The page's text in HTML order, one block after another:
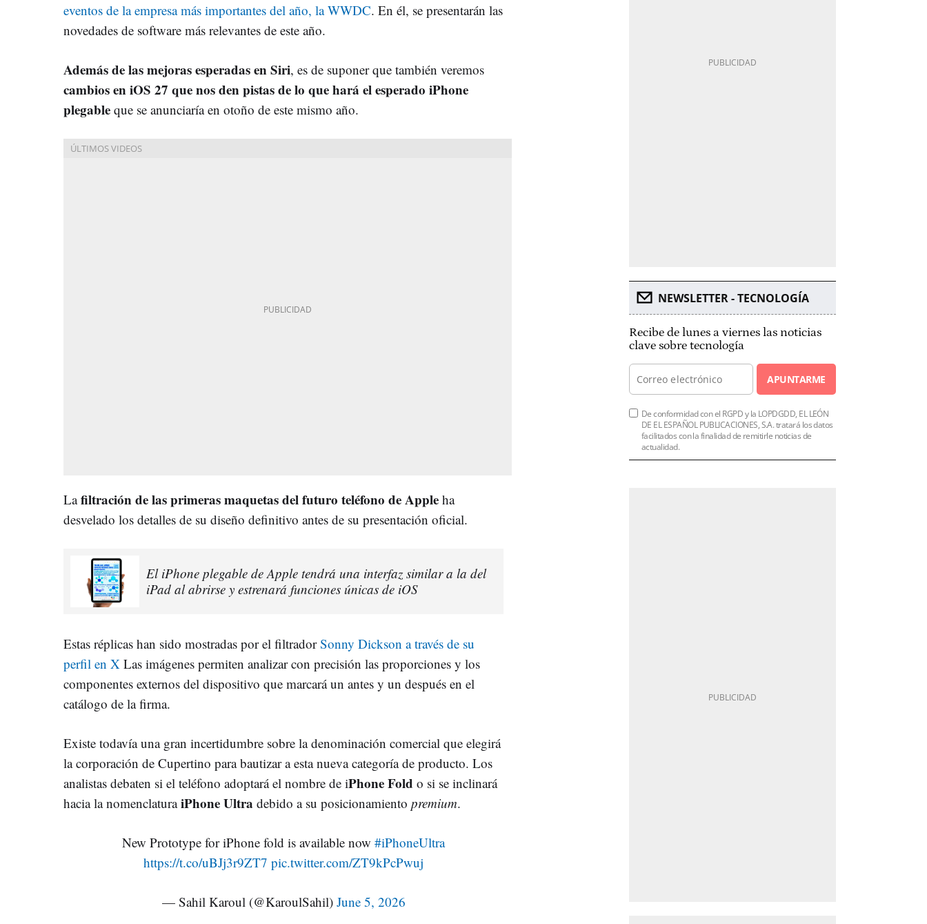
eventos de la empresa más importantes del año, la WWDC. En él, se presentarán las
novedades de software más relevantes de este año.
Además de las mejoras esperadas en Siri, es de suponer que también veremos
cambios en iOS 27 que nos den pistas de lo que hará el esperado iPhone
plegable que se anunciaría en otoño de este mismo año.
Lafiltración de las primeras maquetas del futuro teléfono de Apple ha
desvelado los detalles de su diseño definitivo antes de su presentación oficial.
El iPhone plegable de Apple tendrá una interfaz similar a la del
iPad al abrirse y estrenará funciones únicas de iOS
Estas réplicas han sido mostradas por el filtradorSonny Dickson a través de su
perfil en X Las imágenes permiten analizar con precisión las proporciones y los
componentes externos del dispositivo que marcará un antes y un después en el
catálogo de la firma.
Existe todavía una gran incertidumbre sobre la denominación comercial que elegirá
la corporación de Cupertino para bautizar a esta nueva categoría de producto. Los
analistas debaten si el teléfono adoptará el nombre de iPhone Fold o si se inclinará
hacia la nomenclaturaiPhone Ultra debido a su posicionamiento premium.
New Prototype for iPhone fold is available now#iPhoneUltra
https://t.co/uBJj3r9ZT7 pic.twitter.com/ZT9kPcPwuj
— Sahil Karoul (@KaroulSahil) June 5, 2026
NEWSLETTER - TECNOLOGÍA
Recibe de lunes a viernes las noticias
clave sobre tecnología
APUNTARME
De conformidad con el RGPD y la LOPDGDD, EL LEÓN
DE EL ESPAÑOL PUBLICACIONES, S.A. tratará los datos
facilitados con la finalidad de remitirle noticias de
actualidad.